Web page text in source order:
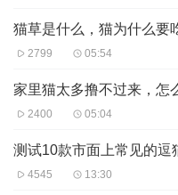
猫草是什么，猫为什么要
2799 05:54
家里猫太多撸不过来，怎
2400 05:04
4545 13:30